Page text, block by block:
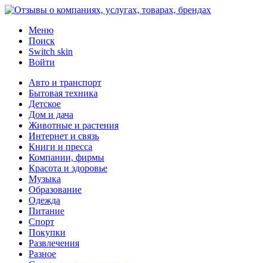
Меню
Поиск
Switch skin
Войти
Авто и транспорт
Бытовая техника
Детское
Дом и дача
Животные и растения
Интернет и связь
Книги и пресса
Компании, фирмы
Красота и здоровье
Музыка
Образование
Одежда
Питание
Спорт
Покупки
Развлечения
Разное